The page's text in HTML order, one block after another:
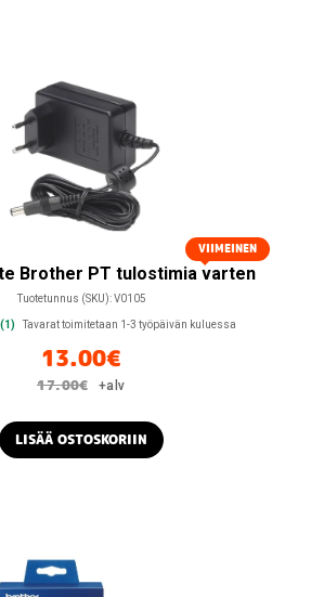
VIIMEINEN
Brother PT tulostimia varten
Tuotetunnus (SKU):V0105
Tavarat toimitetaan 1-3 työpäivän kuluessa
13.00€
17.00€ +alv
LISÄÄ OSTOSKORIIN